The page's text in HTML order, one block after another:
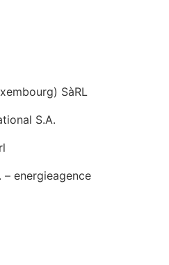
SàRL
S.A.
– energieagence